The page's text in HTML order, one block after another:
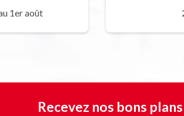
1er août
Recevez nos bons